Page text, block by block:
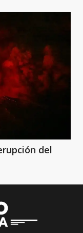
del